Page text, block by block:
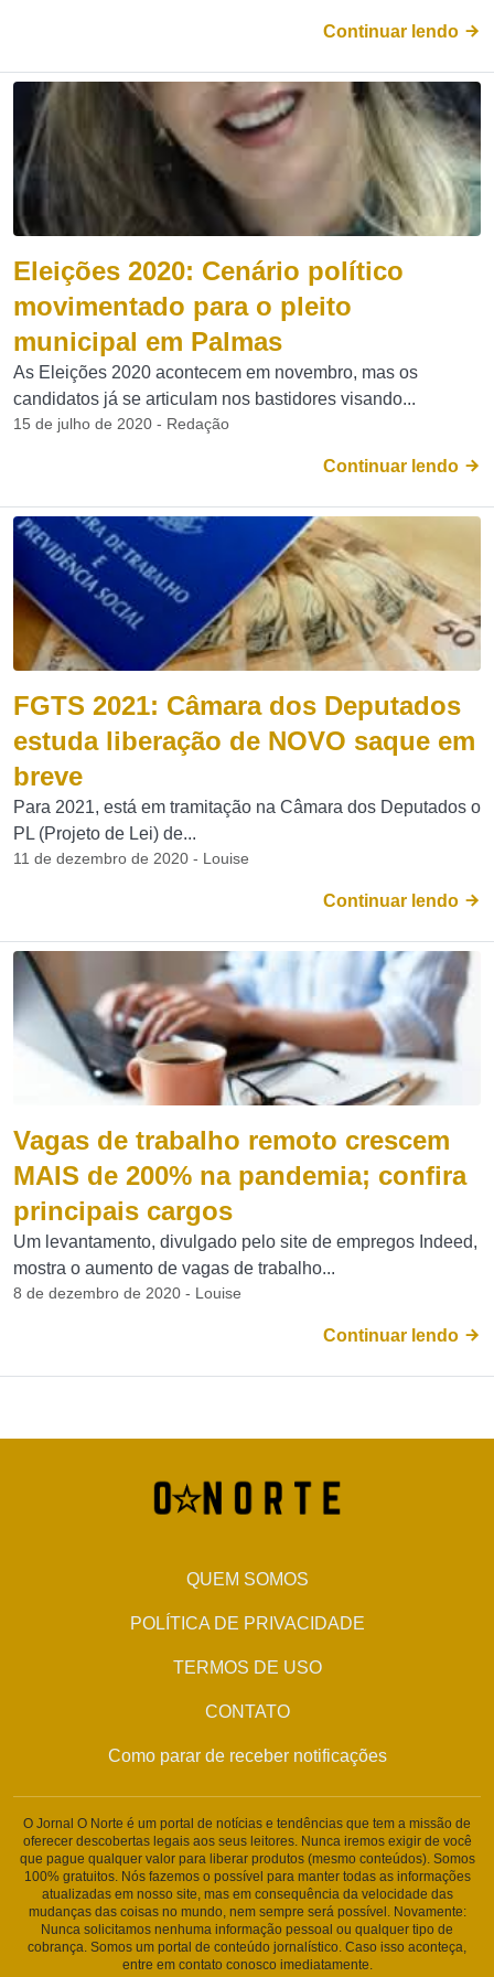
Continuar lendo
Eleições 2020: Cenário político
movimentado para o pleito
municipal em Palmas
As Eleições 2020 acontecem em novembro, mas os
candidatos já se articulam nos bastidores visando...
15 de julho de 2020 - Redação
Continuar lendo
FGTS 2021: Câmara dos Deputados
estuda liberação de NOVO saque em
breve
Para 2021, está em tramitação na Câmara dos Deputados o
PL (Projeto de Lei) de...
11 de dezembro de 2020 - Louise
Continuar lendo
Vagas de trabalho remoto crescem
MAIS de 200% na pandemia; confira
principais cargos
Um levantamento, divulgado pelo site de empregos Indeed,
mostra o aumento de vagas de trabalho...
8 de dezembro de 2020 - Louise
Continuar lendo
QUEM SOMOS
POLÍTICA DE PRIVACIDADE
TERMOS DE USO
CONTATO
Como parar de receber notificações
O Jornal O Norte é um portal de notícias e tendências que tem a missão de
oferecer descobertas legais aos seus leitores. Nunca iremos exigir de você
que pague qualquer valor para liberar produtos (mesmo conteúdos). Somos
100% gratuitos. Nós fazemos o possível para manter todas as informações
atualizadas em nosso site, mas em consequência da velocidade das
mudanças das coisas no mundo, nem sempre será possível. Novamente:
Nunca solicitamos nenhuma informação pessoal ou qualquer tipo de
cobrança. Somos um portal de conteúdo jornalístico. Caso isso aconteça,
entre em contato conosco imediatamente.